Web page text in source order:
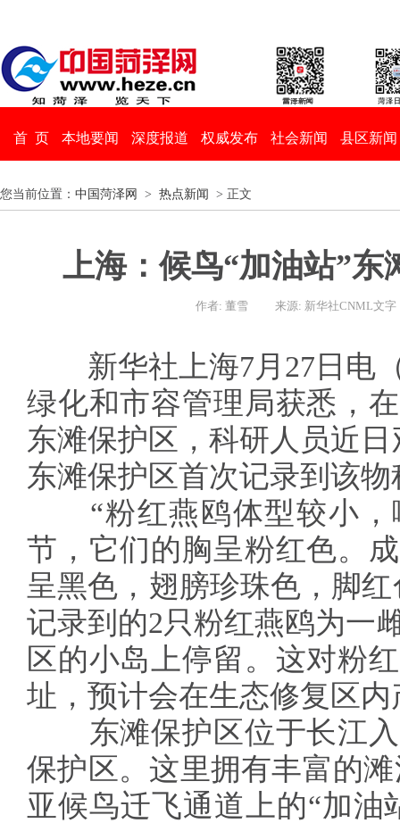
首 页 本地要闻 深度报道 权威发布 社会新闻 县区新闻
您当前位置： 中国菏泽网 > 热点新闻 > 正文
上海：候鸟“加油站”东
作者: 董雪 来源: 新华社CNML文字
新华社上海7月27日电
绿化和市容管理局获悉，
东滩保护区，科研人员近
东滩保护区首次记录到该物
“粉红燕鸥体型较小，
节，它们的胸呈粉红色。
呈黑色，翅膀珍珠色，脚
记录到的2只粉红燕鸥为一
区的小岛上停留。这对粉
址，预计会在生态修复区
东滩保护区位于长江入
保护区。这里拥有丰富的
亚候鸟迁飞通道上的“加油